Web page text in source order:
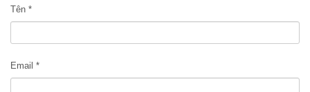
Tên *
Email *